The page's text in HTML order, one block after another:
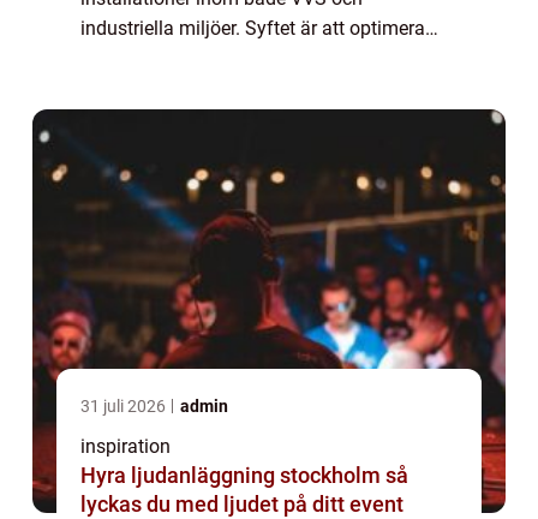
industriella miljöer. Syftet är att optimera
31 juli 2026 admin
inspiration
Hyra ljudanläggning stockholm så
lyckas du med ljudet på ditt event